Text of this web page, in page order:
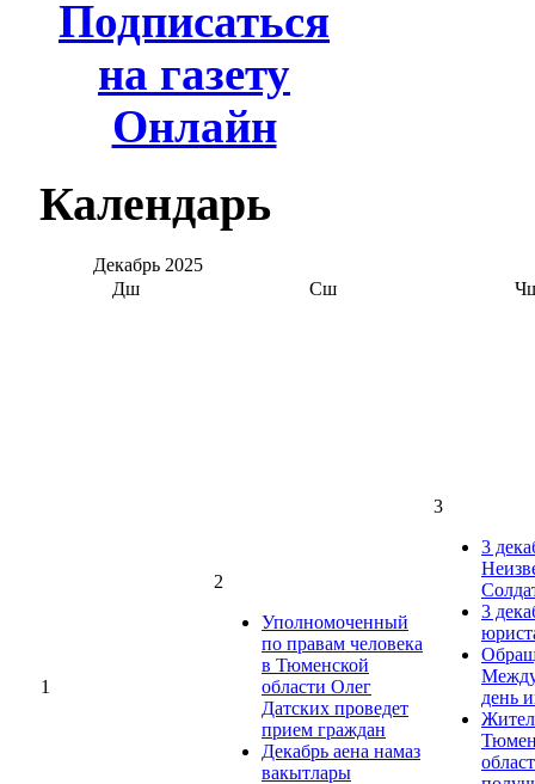
Подписаться
на газету
Онлайн
Календарь
Декабрь 2025
Дш
Сш
1
2
Уполномоченный
по правам человека
в Тюменской
области Олег
Датских проведет
прием граждан
Декабрь аена намаз
вакытлары
3
3
3
день